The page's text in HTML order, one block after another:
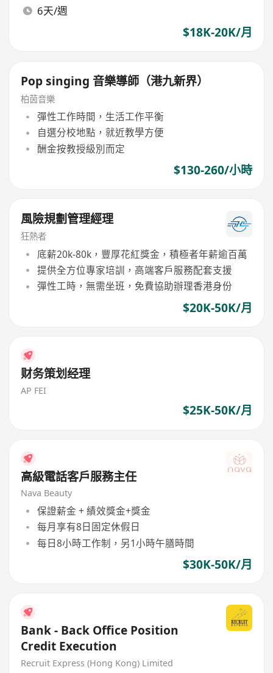
6天/週
$18K-20K/月
Pop singing 音樂導師（港九新界）
柏茵音樂
彈性工作時間，生活工作平衡
自選分校地點，就近教學方便
酬金按教授級別而定
$130-260/小時
風險規劃管理經理
狂熱者
底薪20k-80k，豐厚花紅獎金，積極者年薪逾百萬
提供全方位專家培訓，高端客戶服務配套支援
彈性工時，無需坐班，免費協助辦理香港身份
$20K-50K/月
财务策划经理
AP FEI
$25K-50K/月
高級電話客戶服務主任
Nava Beauty
保證薪金 + 績效獎金+獎金
每月享有8日固定休假日
每日8小時工作制，另1小時午膳時間
$30K-50K/月
Bank - Back Office Position
Credit Execution
Recruit Express (Hong Kong) Limited